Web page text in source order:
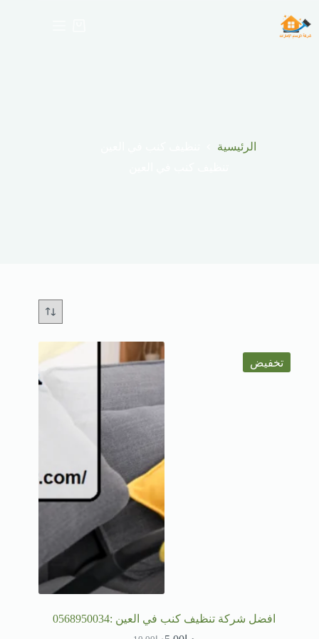
إلى
المحتوى
الرئيسية
تخفيض
افضل شركة تنظيف كنب في العين :0568950034